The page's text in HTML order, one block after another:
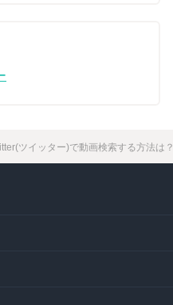
ツイッター)で動画検索する方法は